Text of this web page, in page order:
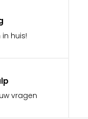
huis!
vragen